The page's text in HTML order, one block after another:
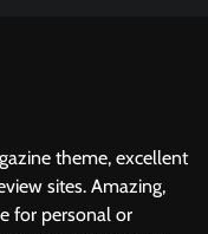
theme, excellent
sites. Amazing,
for personal or